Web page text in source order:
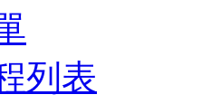
列表